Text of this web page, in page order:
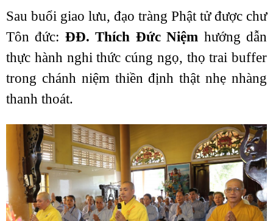
Sau buổi giao lưu, đạo tràng Phật tử được chư
Tôn đức: ĐĐ. Thích Đức Niệm hướng dẫn
thực hành nghi thức cúng ngọ, thọ trai buffer
trong chánh niệm thiền định thật nhẹ nhàng
thanh thoát.